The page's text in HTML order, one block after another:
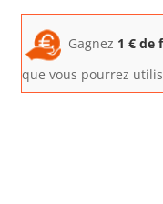
Gagnez 1 € de
que vous pourrez